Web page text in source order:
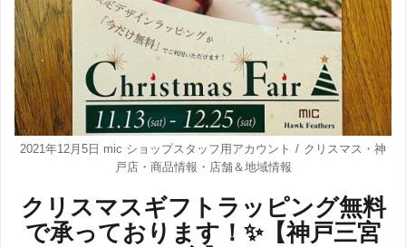
2021年12月5日 mic ショップスタッフ用アカウント クリスマス ・ 神
戸店・ 商品情報 ・ 店舗＆地域情報
クリスマスギフトラッピング無料
で承っております！✨【神戸三宮